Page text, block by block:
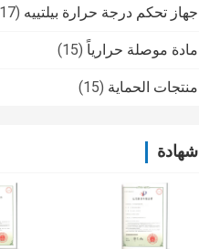
جهاز تحكم درجة حرارة بيلتييه (17)
مادة موصلة حرارياً (15)
منتجات الحماية (15)
شهادة